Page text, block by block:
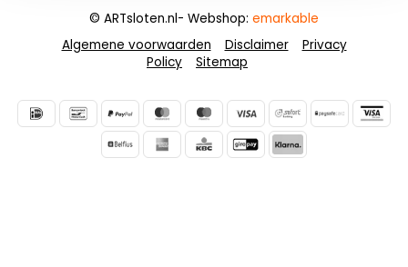
Algemene voorwaarden Disclaimer
Privacy
Policy
Sitemap
© ARTsloten.nl- Webshop: emarkable